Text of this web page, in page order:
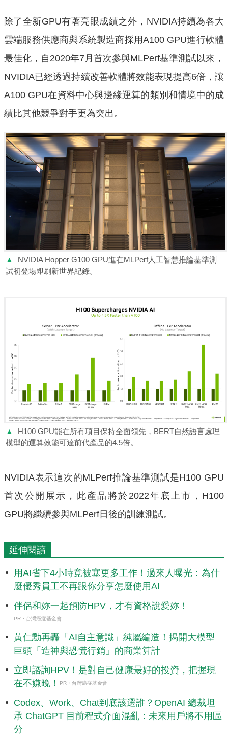
除了全新GPU有著亮眼成績之外，NVIDIA持續為各大
雲端服務供應商與系統製造商採用A100 GPU進行軟體
最佳化，自2020年7月首次參與MLPerf基準測試以來，
NVIDIA已經透過持續改善軟體將效能表現提高6倍，讓
A100 GPU在資料中心與邊緣運算的類別和情境中的成
績比其他競爭對手更為突出。
▲
NVIDIA Hopper G100 GPU進在MLPerf人工智慧推論基準測
試初登場即刷新世界紀錄。
▲
H100 GPU能在所有項目保持全面領先，BERT自然語言處理
模型的運算效能可達前代產品的4.5倍。
NVIDIA表示這次的MLPerf推論基準測試是H100 GPU
首次公開展示，此產品將於2022年底上市，H100
GPU將繼續參與MLPerf日後的訓練測試。
延伸閱讀
用AI省下4小時竟被塞更多工作！過來人曝光：為什
麼優秀員工不再跟你分享怎麼使用AI
伴侶和妳一起預防HPV，才有資格說愛妳！
PR・台灣癌症基金會
黃仁勳再轟「AI自主意識」純屬編造！揭開大模型
巨頭「造神與恐慌行銷」的商業算計
立即諮詢HPV！是對自己健康最好的投資，把握現
在不嫌晚！
PR・台灣癌症基金會
Codex、Work、Chat到底該選誰？OpenAI 總裁坦
承 ChatGPT 目前程式介面混亂：未來用戶將不用區
分